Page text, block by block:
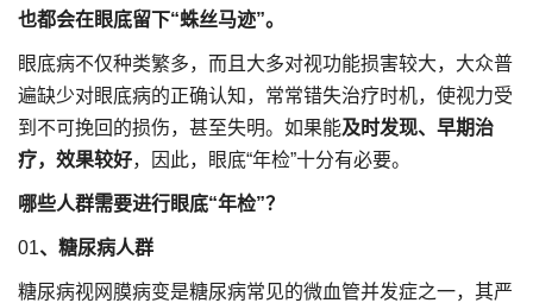
也都会在眼底留下“蛛丝马迹”。
眼底病不仅种类繁多，而且大多对视功能损害较大，大众普
遍缺少对眼底病的正确认知，常常错失治疗时机，使视力受
到不可挽回的损伤，甚至失明。如果能及时发现、早期治
疗，效果较好，因此，眼底“年检”十分有必要。
哪些人群需要进行眼底“年检”？
01、糖尿病人群
糖尿病视网膜病变是糖尿病常见的微血管并发症之一，其严